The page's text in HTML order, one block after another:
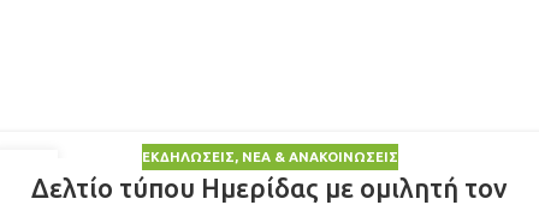
04
ΔΕΚ
ΕΚΔΗΛΏΣΕΙΣ, ΝΈΑ & ΑΝΑΚΟΙΝΏΣΕΙΣ
Δελτίο τύπου Ημερίδας με ομιλητή τον